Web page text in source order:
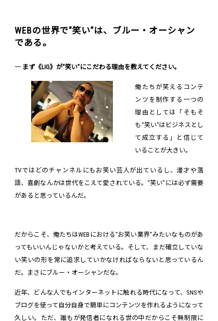
WEBの世界で“笑い”は、ブルー・オーシャン
である。
― まず《LIG》が“笑い”にこだわる理由を教えてください。
俺たちが笑えるコンテ
ンツを制作する一つの
理由としては「そもそ
も“笑い”はビジネスとし
て成立する」と信じて
いることが大きい。
TVではどのチャンネルにもお笑い芸人が出ているし、漫才や落
語、喜劇なんかは世代をこえて愛されている。“笑い”には必ず需要
があると思っているんだ。
だからこそ、俺たちはWEBにおける“お笑い業界”みたいなものがあ
ってもいいんじゃないかと考えている。そして、まだ確立していな
い笑いの形を常に追求していかなければならないと思っているん
だ。まさにブルー・オーシャンだな。
近年、どんな人でもインターネットに触れる時代になって、SNSや
ブログを使って自分自身で簡単にコンテンツを作れるようになって
久しい。ただ、誰もが発信者になれる世の中だからこそ無制限に